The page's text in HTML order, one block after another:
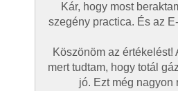
Kár, hogy most
szegény practica. És az
Köszönöm az
mert tudtam, hogy totál
jó. Ezt még nagyon